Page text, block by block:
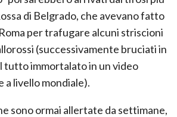
di Belgrado, che avevano fatto
per trafugare alcuni striscioni
(successivamente bruciati in
tutto immortalato in un video
a livello mondiale).
sono ormai allertate da settimane,